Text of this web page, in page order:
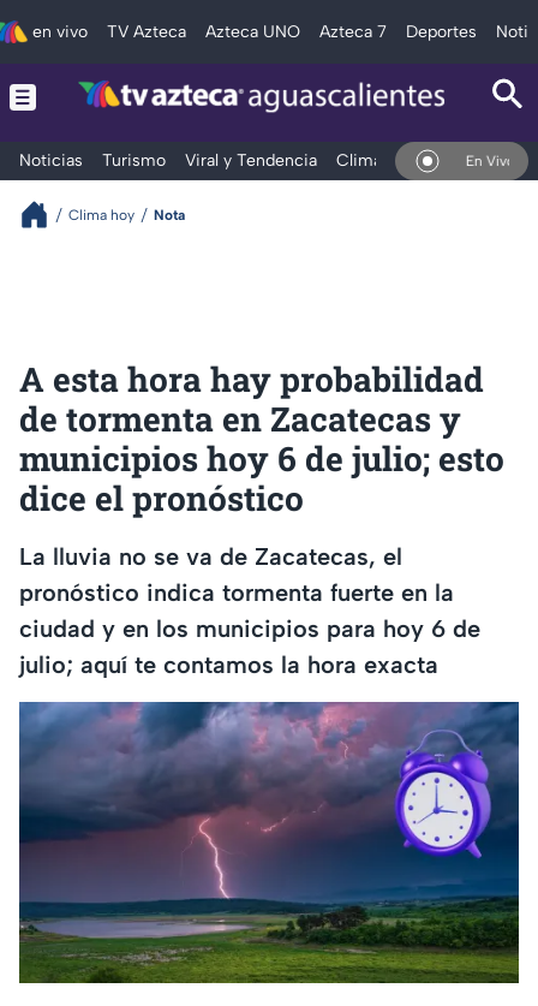
en vivo TV Azteca Azteca UNO Azteca 7 Deportes
Noticias Turismo Viral y Tendencia Clima DeportesEn Vivo
Clima hoy Nota
A esta hora hay probabilidad
de tormenta en Zacatecas y
municipios hoy 6 de julio; esto
dice el pronóstico
La lluvia no se va de Zacatecas, el
pronóstico indica tormenta fuerte en la
ciudad y en los municipios para hoy 6 de
julio; aquí te contamos la hora exacta